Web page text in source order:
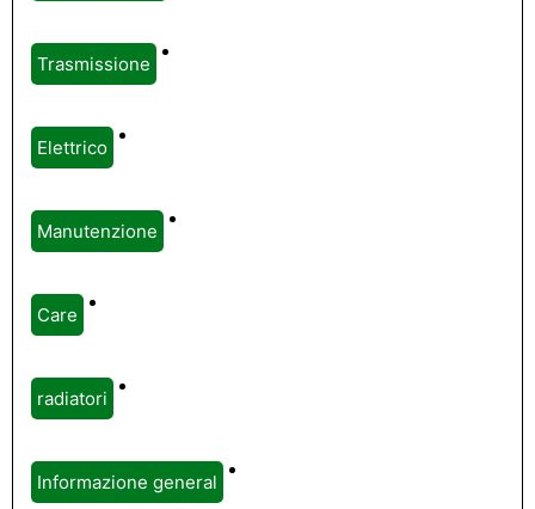
Trasmissione
Elettrico
Manutenzione
Care
radiatori
Informazione general